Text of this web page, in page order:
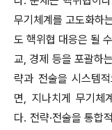
무기체계를 고도화하
도 핵위협 대응은 될
교, 경제 등을 포괄하
략과 전술을 시스템
면, 지나치게 무기체
다. 전략·전술을 통합